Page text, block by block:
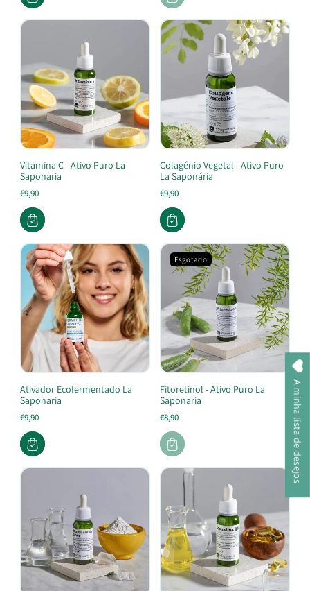
Vitamina C - Ativo Puro La
Saponaria
€9,90
Colagénio Vegetal - Ativo Puro
La Saponária
€9,90
Ativador Ecofermentado La
Saponaria
€9,90
Esgotado
Fitoretinol - Ativo Puro La
Saponaria
€8,90 A minha lista de desejos